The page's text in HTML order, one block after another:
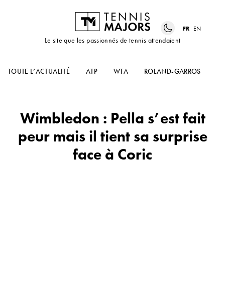
Le site que les passionnés de tennis attendaient
FR EN
TOUTE L’ACTUALITÉ ATP WTA ROLAND-GARROS
Wimbledon : Pella s’est fait
peur mais il tient sa surprise
face à Coric